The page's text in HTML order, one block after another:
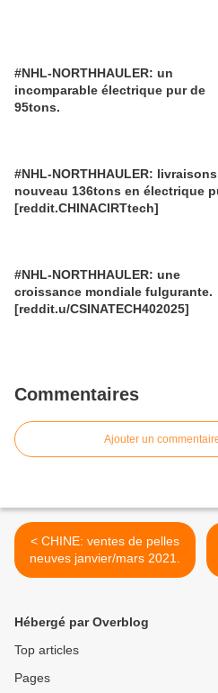
#NHL-NORTHHAULER: un
incomparable électrique pur de
95tons.
#NHL-NORTHHAULER:
nouveau 136tons en électrique
[reddit.CHINACIRTtech]
#NHL-NORTHHAULER: une
croissance mondiale fulgurante.
[reddit.u/CSINATECH402025]
Commentaires
Ajouter un
< CHINE: ventes de pelles
neuves janvier/mars 2021.
Hébergé par Overblog
Top articles
Pages